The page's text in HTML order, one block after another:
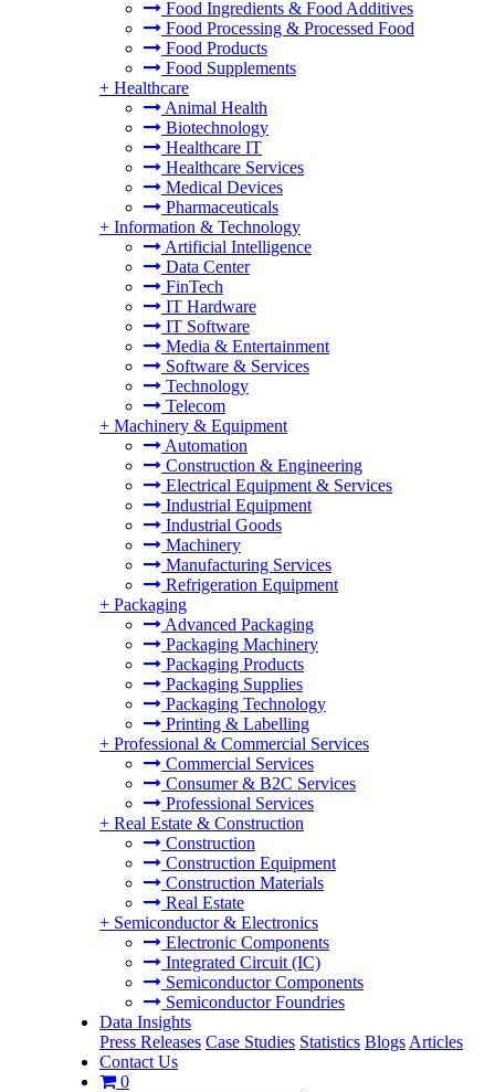
Food Ingredients & Food Additives
Food Processing & Processed Food
Food Products
Food Supplements
+ Healthcare
Animal Health
Biotechnology
Healthcare IT
Healthcare Services
Medical Devices
Pharmaceuticals
+ Information & Technology
Artificial Intelligence
Data Center
FinTech
IT Hardware
IT Software
Media & Entertainment
Software & Services
Technology
Telecom
+ Machinery & Equipment
Automation
Construction & Engineering
Electrical Equipment & Services
Industrial Equipment
Industrial Goods
Machinery
Manufacturing Services
Refrigeration Equipment
+ Packaging
Advanced Packaging
Packaging Machinery
Packaging Products
Packaging Supplies
Packaging Technology
Printing & Labelling
+ Professional & Commercial Services
Commercial Services
Consumer & B2C Services
Professional Services
+ Real Estate & Construction
Construction
Construction Equipment
Construction Materials
Real Estate
+ Semiconductor & Electronics
Electronic Components
Integrated Circuit (IC)
Semiconductor Components
Semiconductor Foundries
Data Insights
Press Releases Case Studies Statistics Blogs Articles
Contact Us
0